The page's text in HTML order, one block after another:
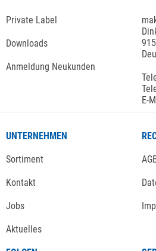
Private Label
Downloads
Anmeldung Neukunden
E-
UNTERNEHMEN
Sortiment
Kontakt
Jobs
Aktuelles